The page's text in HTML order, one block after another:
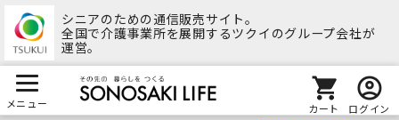
シニアのための通信販売サイト。
全国で介護事業所を展開するツクイのグループ会社が
運営。
メニュー カート ログイン